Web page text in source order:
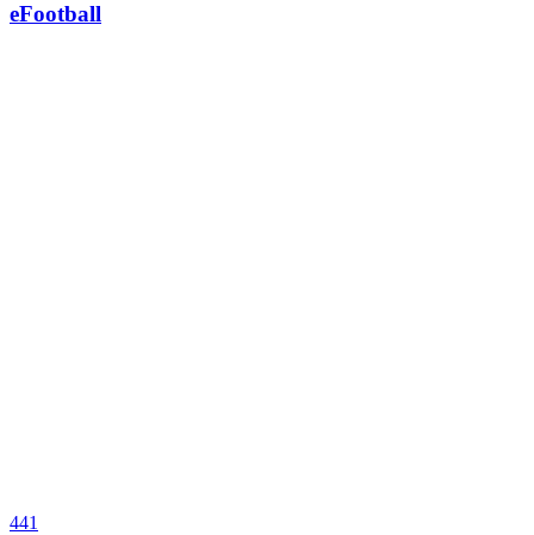
eFootball
441